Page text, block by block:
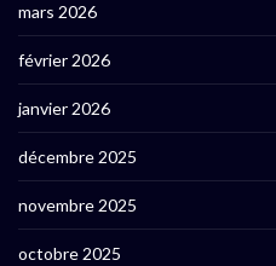
mars 2026
février 2026
janvier 2026
décembre 2025
novembre 2025
octobre 2025